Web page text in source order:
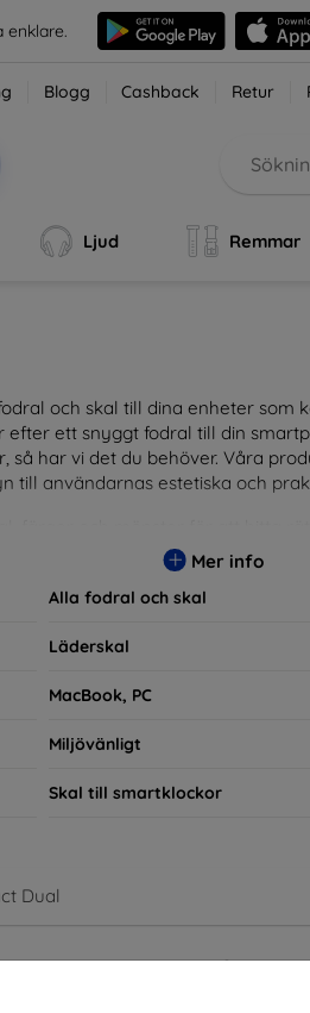
enklare.
Blogg Cashback Retur
Ljud Remmar
och skal till dina enheter som
efter ett snyggt fodral till din
så har vi det du behöver. Våra
till användarnas estetiska och
vilket gör dem till en
vi finns här för dig.
Mer info
Alla fodral och skal
Läderskal
MacBook, PC
Miljövänligt
Skal till smartklockor
Dual
Billig Dyrt Nedsatt